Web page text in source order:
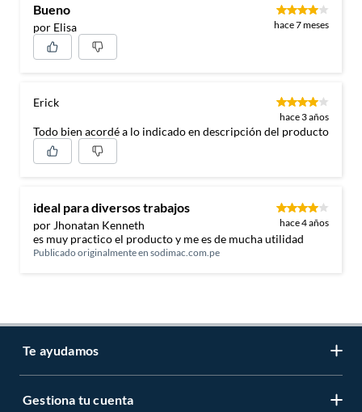
Bueno
por Elisa hace 7 meses
Erick
hace 3 años
Todo bien acordé a lo indicado en descripción del producto
ideal para diversos trabajos
por Jhonatan Kenneth hace 4 años
es muy practico el producto y me es de mucha utilidad
Publicado originalmente en sodimac.com.pe
Te ayudamos
LIbro de reclamaciones
Gestiona tu cuenta